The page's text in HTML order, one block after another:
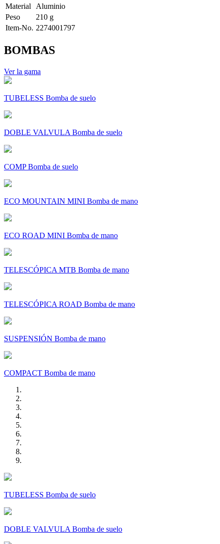
Material
Aluminio
Peso
210 g
Item-No. 2274001797
BOMBAS
Ver la gama
TUBELESS Bomba de suelo
DOBLE VALVULA Bomba de suelo
COMP Bomba de suelo
ECO MOUNTAIN MINI Bomba de mano
ECO ROAD MINI Bomba de mano
TELESCÓPICA MTB Bomba de mano
TELESCÓPICA ROAD Bomba de mano
SUSPENSIÓN Bomba de mano
COMPACT Bomba de mano
TUBELESS Bomba de suelo
DOBLE VALVULA Bomba de suelo